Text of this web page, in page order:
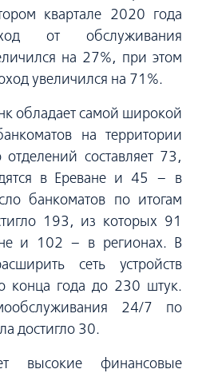
квартале 2020 года
от обслуживания
на 27%, при этом
увеличился на 71%.
обладает самой широкой
на территории
составляет 73,
в Ереване и 45 – в
банкоматов по итогам
193, из которых 91
и 102 – в регионах. В
сеть устройств
конца года до 230 штук.
24/7 по
достигло 30.
высокие финансовые